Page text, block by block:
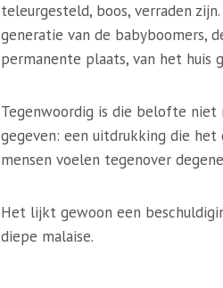
teleurgesteld, boos, verraden
generatie van de babyboomers,
permanente plaats, van het huis
Tegenwoordig is die belofte niet
gegeven: een uitdrukking die
mensen voelen tegenover
Het lijkt gewoon een
diepe malaise.